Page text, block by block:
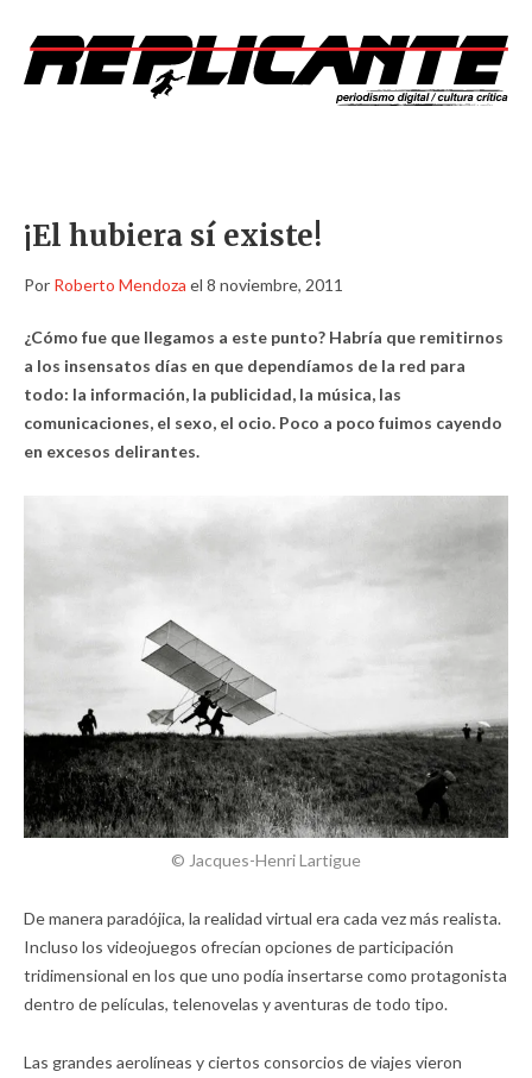
¡El hubiera sí existe!
Por Roberto Mendoza el 8 noviembre, 2011
¿Cómo fue que llegamos a este punto? Habría que remitirnos
a los insensatos días en que dependíamos de la red para
todo: la información, la publicidad, la música, las
comunicaciones, el sexo, el ocio. Poco a poco fuimos cayendo
en excesos delirantes.
© Jacques-Henri Lartigue
De manera paradójica, la realidad virtual era cada vez más realista.
Incluso los videojuegos ofrecían opciones de participación
tridimensional en los que uno podía insertarse como protagonista
dentro de películas, telenovelas y aventuras de todo tipo.
Las grandes aerolíneas y ciertos consorcios de viajes vieron